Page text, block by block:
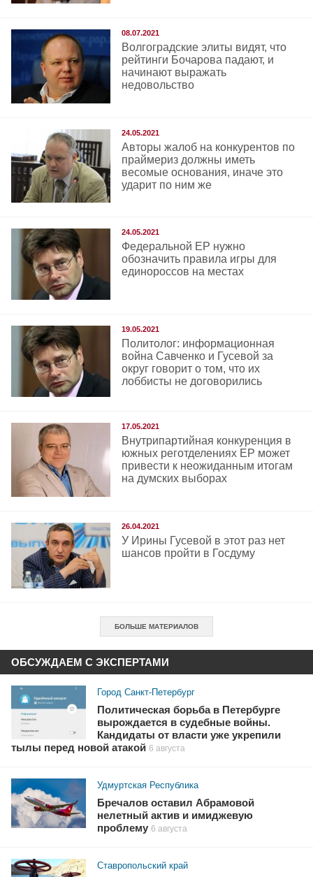
08.07.2021
Волгоградские элиты видят, что
рейтинги Бочарова падают, и
начинают выражать
недовольство
24.05.2021
Авторы жалоб на конкурентов по
праймериз должны иметь
весомые основания, иначе это
ударит по ним же
24.05.2021
Федеральной ЕР нужно
обозначить правила игры для
единороссов на местах
19.05.2021
Политолог: информационная
война Савченко и Гусевой за
округ говорит о том, что их
лоббисты не договорились
17.05.2021
Внутрипартийная конкуренция в
южных реготделениях ЕР может
привести к неожиданным итогам
на думских выборах
26.04.2021
У Ирины Гусевой в этот раз нет
шансов пройти в Госдуму
БОЛЬШЕ МАТЕРИАЛОВ
ОБСУЖДАЕМ С ЭКСПЕРТАМИ
Город Санкт-Петербург
Политическая борьба в Петербурге
вырождается в судебные войны.
Кандидаты от власти уже укрепили
тылы перед новой атакой 6 августа
Удмуртская Республика
Бречалов оставил Абрамовой
нелетный актив и имиджевую
проблему 6 августа
Ставропольский край